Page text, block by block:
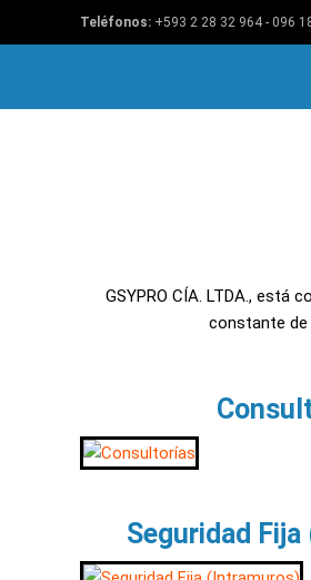
Teléfonos: +593 2 28 32 964 - 096
GSYPRO CÍA. LTDA.,
constante de
Seguridad